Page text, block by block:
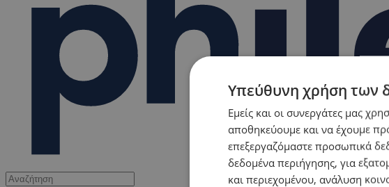
Υπεύθυνη χρήση των
Εμείς και οι συνεργάτες μας
αποθηκεύουμε και να έχουμε
επεξεργαζόμαστε προσωπικά
δεδομένα περιήγησης, για
και περιεχομένου, ανάλυση